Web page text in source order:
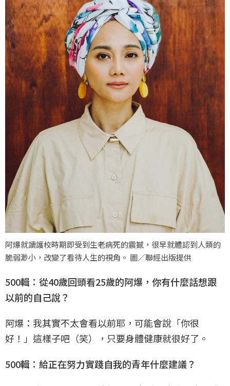
阿爆就讀護校時期即受到生老病死的震撼，很早就體認到人類的
脆弱渺小，改變了看待人生的視角。 圖／聯經出版提供
500輯：從40歲回頭看25歲的阿爆，你有什麼話想跟
以前的自己說？
阿爆：我其實不太會看以前耶，可能會說「你很
好！」這樣子吧（笑），只要身體健康就很好了。
500輯：給正在努力實踐自我的青年什麼建議？